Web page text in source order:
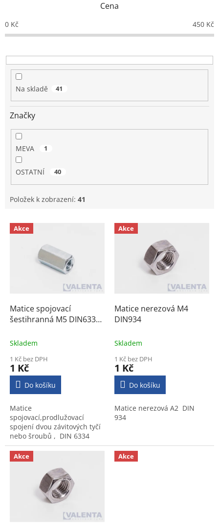
p
r
o
u
Cena
0 Kč 450 Kč
Na skladě 41
Značky
MEVA 1
OSTATNÍ 40
Položek k zobrazení: 41
V
u
Akce
Matice spojovací
šestihranná M5 DIN6334
Skladem
1 Kč bez DPH
1 Kč
Do košíku
Matice
spojovací,prodlužovací
spojení dvou závitových tyčí
nebo šroubů , DIN 6334
Akce
Matice nerezová M4
DIN934
Skladem
1 Kč bez DPH
1 Kč
Do košíku
Matice nerezová A2 DIN
934
Akce Akce